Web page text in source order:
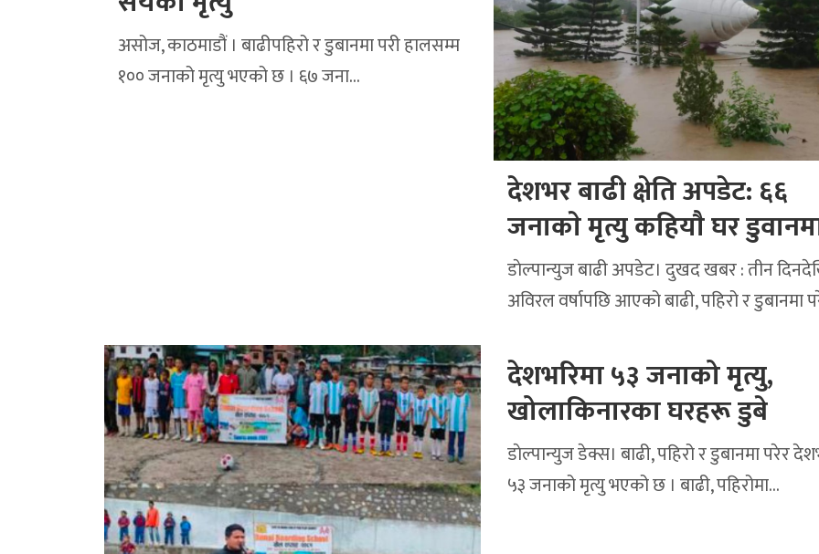
असोज, काठमाडौं । बाढीपहिरो र डुबानमा परी हालसम्म
१०० जनाको मृत्यु भएको छ । ६७ जना…
देशभर बाढी क्षेति अपडेट: ६६
जनाकाे मृत्यु कहियाै घर
डाेल्पान्युज बाढी अपडेट। दुखद खबर : तीन
अविरल वर्षापछि आएको बाढी, पहिरो र डुबानमा
देशभरिमा ५३ जनाको मृत्यु,
खोलाकिनारका घरहरू डुबे
डाेल्पान्युज डेक्स। बाढी, पहिरो र डुबानमा परेर
५३ जनाको मृत्यु भएको छ । बाढी, पहिरोमा…